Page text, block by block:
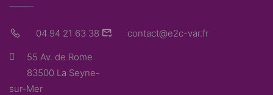
04 94 21 63 38 contact@e2c-var.fr
55 Av. de Rome
83500 La Seyne-
sur-Mer